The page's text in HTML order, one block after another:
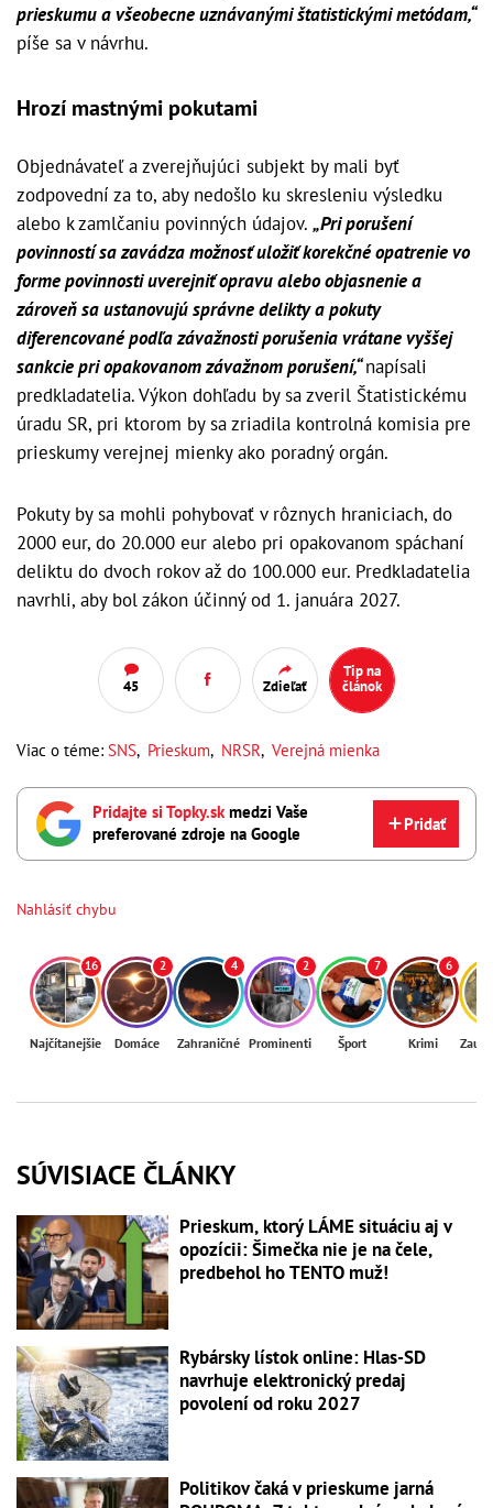
prieskumu a všeobecne uznávanými štatistickými metódam,“
píše sa v návrhu.
Hrozí mastnými pokutami
Objednávateľ a zverejňujúci subjekt by mali byť
zodpovední za to, aby nedošlo ku skresleniu výsledku
alebo k zamlčaniu povinných údajov. „Pri porušení
povinností sa zavádza možnosť uložiť korekčné opatrenie vo
forme povinnosti uverejniť opravu alebo objasnenie a
zároveň sa ustanovujú správne delikty a pokuty
diferencované podľa závažnosti porušenia vrátane vyššej
sankcie pri opakovanom závažnom porušení,“napísali
predkladatelia. Výkon dohľadu by sa zveril Štatistickému
úradu SR, pri ktorom by sa zriadila kontrolná komisia pre
prieskumy verejnej mienky ako poradný orgán.
Pokuty by sa mohli pohybovať v rôznych hraniciach, do
2000 eur, do 20.000 eur alebo pri opakovanom spáchaní
deliktu do dvoch rokov až do 100.000 eur. Predkladatelia
navrhli, aby bol zákon účinný od 1. januára 2027.
45 Zdieľať
Tip na
článok
Viac o téme: SNS, Prieskum, NRSR, Verejná mienka
Pridajte si Topky.skmedzi Vaše
preferované zdroje na Google
Pridať
Nahlásiť chybu
16
Najčítanejšie
2
Domáce
4
Zahraničné
2
Prominenti
7
Šport
6
Krimi
SÚVISIACE ČLÁNKY
Prieskum, ktorý LÁME situáciu aj v
opozícii: Šimečka nie je na čele,
predbehol ho TENTO muž!
Rybársky lístok online: Hlas-SD
navrhuje elektronický predaj
povolení od roku 2027
Politikov čaká v prieskume jarná